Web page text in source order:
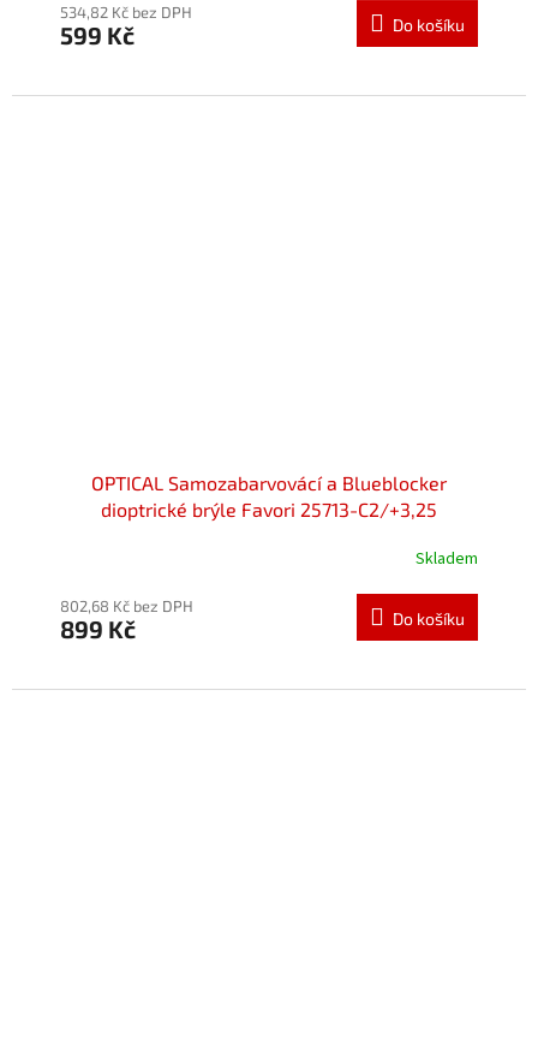
534,82 Kč bez DPH
599 Kč Do košíku
OPTICAL Samozabarvovácí a Blueblocker
dioptrické brýle Favori 25713-C2/+3,25
Skladem
802,68 Kč bez DPH
899 Kč Do košíku